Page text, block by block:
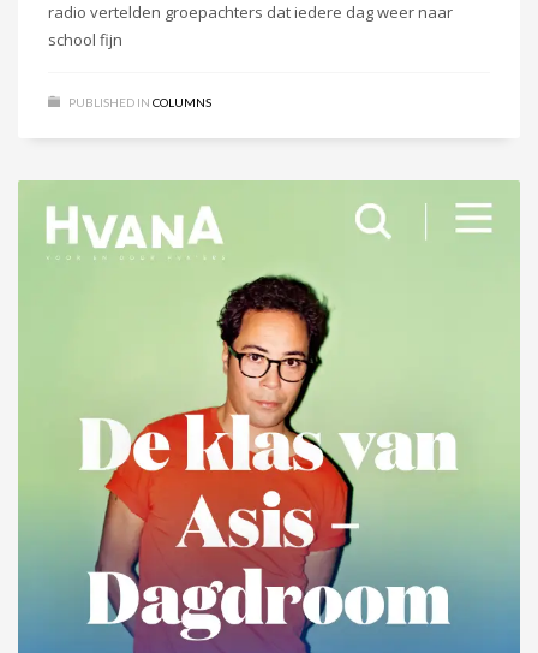
radio vertelden groepachters dat iedere dag weer naar
school fijn
PUBLISHED IN COLUMNS